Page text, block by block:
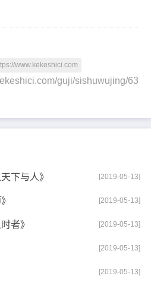
www.kekeshici.com
guji/sishuwujing/63
下与人》 [2019-05-13]
[2019-05-13]
者》 [2019-05-13]
[2019-05-13]
[2019-05-13]